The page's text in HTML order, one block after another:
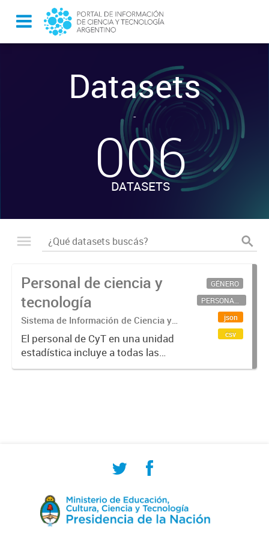
Datasets
-
006
DATASETS
Personal de ciencia y
tecnología
Sistema de Información de Ciencia y
Tecnología Argentino (SICYTAR)
El personal de CyT en una unidad
estadística incluye a todas las
personas involucradas
GÉNERO
PERSONAL CIENTÍFICO-TECNOLÓGICO
json
csv